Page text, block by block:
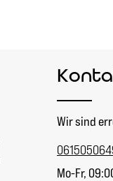
Wir sind
Mo-Fr,